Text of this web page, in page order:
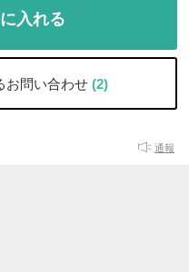
入れる
お問い合わせ (2)
通報